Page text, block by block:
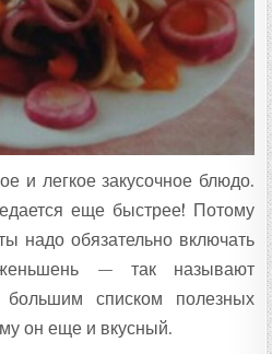
и легкое закусочное блюдо.
еще быстрее! Потому
надо обязательно включать
— так называют
списком полезных
он еще и вкусный.